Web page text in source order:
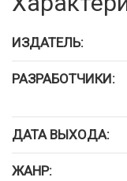
ИЗДАТЕЛЬ:
РАЗРАБОТЧИКИ:
ДАТА ВЫХОДА:
ЖАНР: